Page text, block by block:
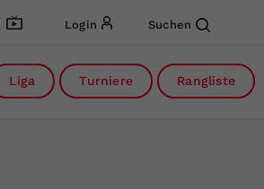
Login Suchen
Liga Turniere Rangliste